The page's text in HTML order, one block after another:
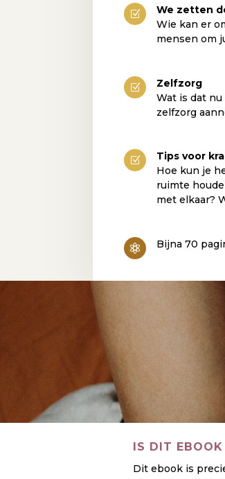
Z
We zetten
Wie kan er
mensen om
Z
Zelfzorg
Wat is dat
zelfzorg
Z
Tips voor
Hoe kun je
ruimte
met elkaar?
 Bijna 70
IS DIT
Dit ebook is